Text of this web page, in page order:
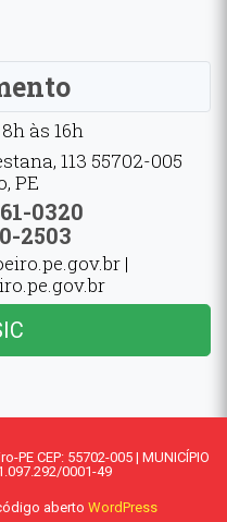
às 16h
113 55702-005
PE
0320
2503
|
CEP: 55702-005 | MUNICÍPIO
0001-49
aberto WordPress